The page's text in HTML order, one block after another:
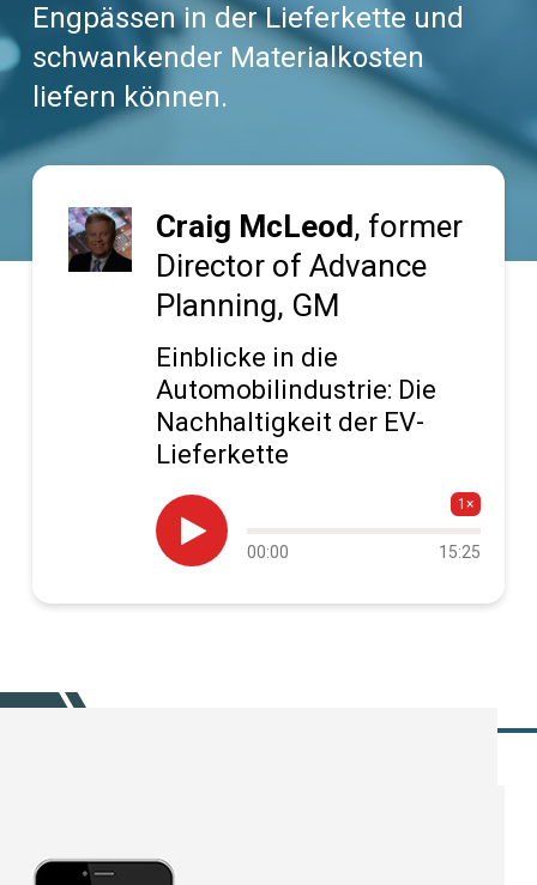
Engpässen in der Lieferkette und
schwankender Materialkosten
liefern können.
Craig McLeod, former
Director of Advance
Planning, GM
Einblicke in die
Automobilindustrie: Die
Nachhaltigkeit der EV-
Lieferkette

1×
00:00 15:25